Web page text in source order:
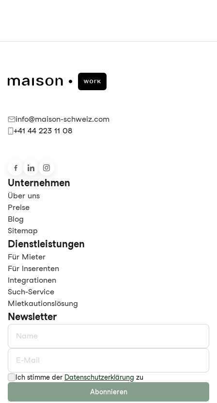
info@maison-schweiz.com
+41 44 223 11 08
Unternehmen
Über uns
Preise
Blog
Sitemap
Dienstleistungen
Für Mieter
Für Inserenten
Integrationen
Such-Service
Mietkautionslösung
Newsletter
Ich stimme der Datenschutzerklärung zu
Abonnieren